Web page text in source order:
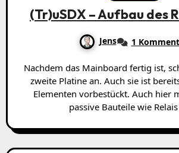
(Tr)uSDX – Aufbau des
Jens 1
Nachdem das Mainboard fertig ist, schaue ich mir die
zweite Platine an. Auch sie ist
Elementen vorbestückt. Auch hier
passive Bauteile wie